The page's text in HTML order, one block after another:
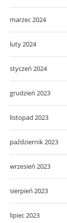
marzec 2024
luty 2024
styczeń 2024
grudzień 2023
listopad 2023
październik 2023
wrzesień 2023
sierpień 2023
lipiec 2023